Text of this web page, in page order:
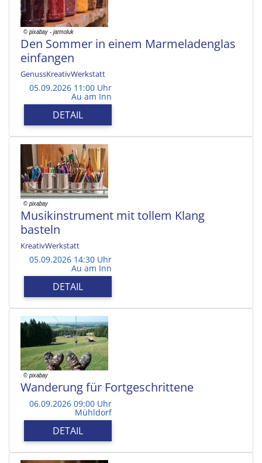
Den Sommer in einem Marmeladenglas
einfangen
GenussKreativWerkstatt
05.09.2026 11:00 Uhr
Au am Inn
DETAIL
Musikinstrument mit tollem Klang
basteln
KreativWerkstatt
05.09.2026 14:30 Uhr
Au am Inn
DETAIL
Wanderung für Fortgeschrittene
06.09.2026 09:00 Uhr
Mühldorf
DETAIL